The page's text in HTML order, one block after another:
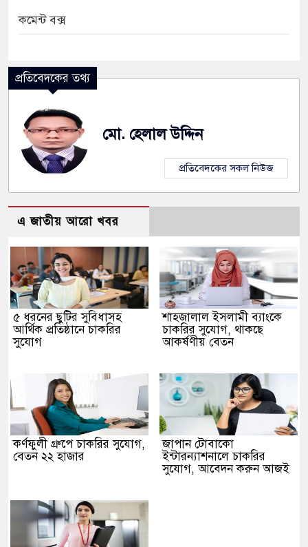
কমেন্ট বক্স
প্রতিবেদকের তথ্য
মো. হেলাল উদ্দিন
প্রতিবেদকের সকল নিউজ
এ জাতীয় আরো খবর
৫ ধরনের ছুটির সুবিধাসহ
আর্থিক প্রতিষ্ঠানে চাকরির
সুযোগ
শাহজালাল ইসলামী ব্যাংকে
চাকরির সুযোগ, থাকছে
আকর্ষণীয় বেতন
কর্ণফুলী গ্রুপে চাকরির সুযোগ,
বেতন ২২ হাজার
জাপান টোবাকো
ইন্টারন্যাশনালে চাকরির
সুযোগ, আবেদন করুন আজই